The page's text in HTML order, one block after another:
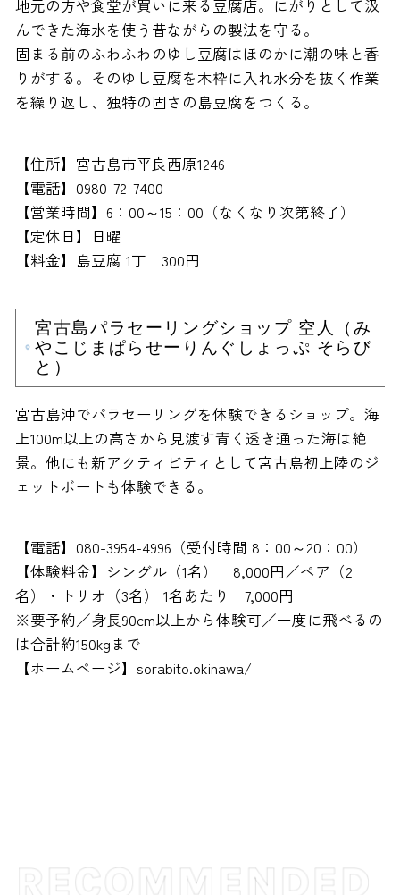
地元の方や食堂が買いに来る豆腐店。にがりとして汲
んできた海水を使う昔ながらの製法を守る。
固まる前のふわふわのゆし豆腐はほのかに潮の味と香
りがする。そのゆし豆腐を木枠に入れ水分を抜く作業
を繰り返し、独特の固さの島豆腐をつくる。
【住所】宮古島市平良西原1246
【電話】0980-72-7400
【営業時間】6：00～15：00（なくなり次第終了）
【定休日】日曜
【料金】島豆腐 1丁 300円
宮古島パラセーリングショップ 空人（み
やこじまぱらせーりんぐしょっぷ そらび
と）
宮古島沖でパラセーリングを体験できるショップ。海
上100m以上の高さから見渡す青く透き通った海は絶
景。他にも新アクティビティとして宮古島初上陸のジ
ェットボートも体験できる。
【電話】080-3954-4996（受付時間 8：00～20：00）
【体験料金】シングル（1名） 8,000円／ペア（2
名）・トリオ（3名） 1名あたり 7,000円
※要予約／身長90cm以上から体験可／一度に飛べるの
は合計約150kgまで
【ホームページ】sorabito.okinawa/